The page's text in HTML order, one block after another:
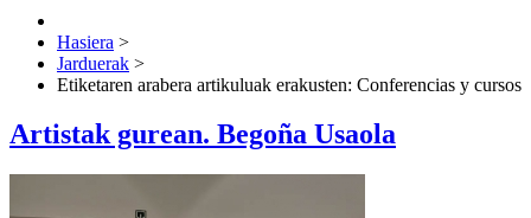
Hasiera >
Jarduerak >
Etiketaren arabera artikuluak erakusten: Conferencias y cursos
Artistak gurean. Begoña Usaola